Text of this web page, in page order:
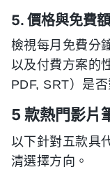
5. 價格與免費
檢視每月免費分
以及付費方案的
PDF, SRT）是
5 款熱門影片
以下針對五款具
清選擇方向。